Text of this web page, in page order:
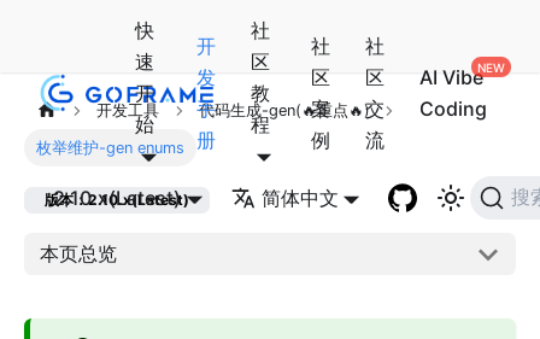
快
速
开
始
开
发
手
册
社
区
教
程
社
区
案
例
社
区
交
流
AI Vibe
Coding
2.10.x(Latest) 简体中文 搜
开发工具 代码生成-gen(🔥重点🔥)
枚举维护-gen enums
版本：2.10.x(Latest)
本页总览